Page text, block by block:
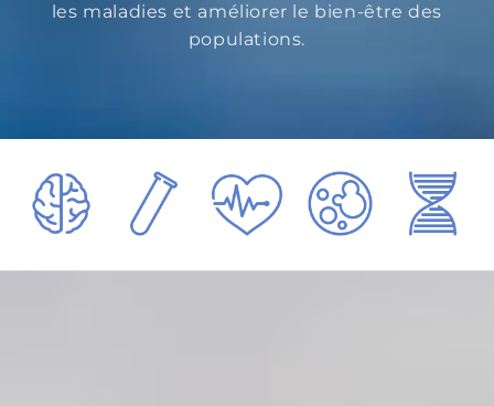
les maladies et améliorer le bien-être des
populations.